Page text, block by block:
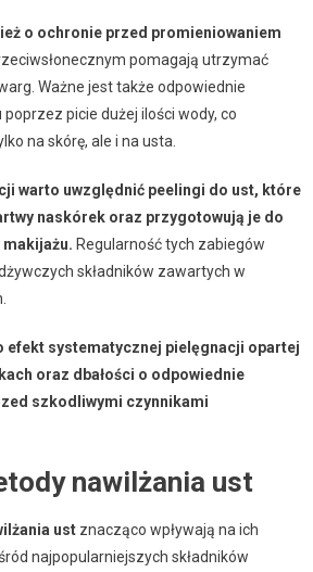
o ochronie przed promieniowaniem
pomagają utrzymać
Ważne jest także odpowiednie
picie dużej ilości wody, co
na skórę, ale i na usta.
warto uwzględnić peelingi do ust, które
naskórek oraz przygotowują je do
Regularność tych zabiegów
składników zawartych w
efekt systematycznej pielęgnacji opartej
oraz dbałości o odpowiednie
szkodliwymi czynnikami
nawilżania ust
ustznacząco wpływają na ich
najpopularniejszych składników